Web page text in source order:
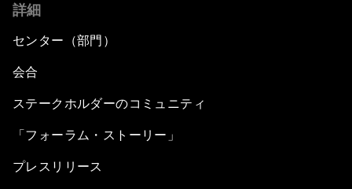
詳細
センター（部門）
会合
ステークホルダーのコミュニティ
「フォーラム・ストーリー」
プレスリリース